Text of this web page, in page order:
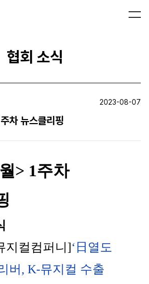
협회 소식
2023-08-07
차 뉴스클리핑
> 1주차
지컬컴퍼니]‘日열도
버, K-뮤지컬 수출